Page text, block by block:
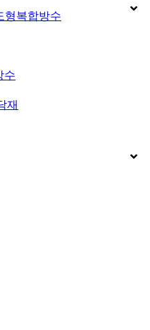
형복합방수
수
재